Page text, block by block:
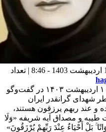
شناسه خبر : 3854 | تاریخ انتشار : 13 اردیبهشت 1403 - 8:46 | تعداد
مرتضی کارآموزیان امروز دوشنبه ۱۰ اردیبهشت ۱۴۰۳ در گفت‌وگو
شهدای گرانقدر ایران
و عند ربهم یرزقون هستند،
و مصداق آیه شریفه «وَلَا
بَلْ أَحْیَاءٌ عِنْدَ رَبِّهِمْ یُرْزَقُونَ»